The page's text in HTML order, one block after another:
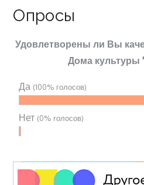
Опросы
Удовлетворены ли Вы
Дома культуры
Да (100% голосов)
Нет (0% голосов)